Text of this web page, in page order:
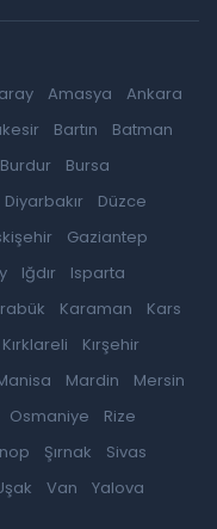
Amasya
Ankara
Bartın
Batman
Burdur
Bursa
Diyarbakır
Düzce
Gaziantep
Iğdır
Isparta
Karaman
Kars
Kırklareli
Kırşehir
Mardin
Mersin
Osmaniye
Rize
Şırnak
Sivas
Van
Yalova